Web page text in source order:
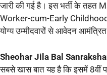
जारी की गई है। इस भर्ती के
Worker-cum-Early
योग्य उम्मीदवारों से आवेदन
Sheohar Jila Bal
सबसे खास बात यह है कि इसमें